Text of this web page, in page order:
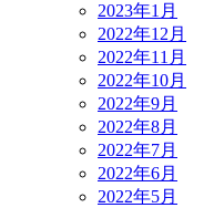
2023年1月
2022年12月
2022年11月
2022年10月
2022年9月
2022年8月
2022年7月
2022年6月
2022年5月